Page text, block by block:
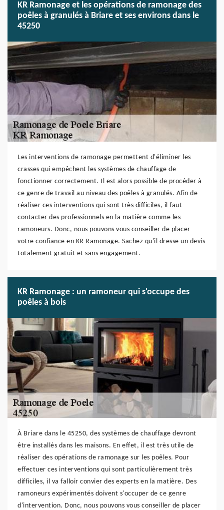
KR Ramonage et les opérations de ramonage des
poêles à granulés à Briare et ses environs dans le
45250
Les interventions de ramonage permettent d'éliminer les
crasses qui empêchent les systèmes de chauffage de
fonctionner correctement. Il est alors possible de procéder à
ce genre de travail au niveau des poêles à granulés. Afin de
réaliser ces interventions qui sont très difficiles, il faut
contacter des professionnels en la matière comme les
ramoneurs. Donc, nous pouvons vous conseiller de placer
votre confiance en KR Ramonage. Sachez qu'il dresse un devis
totalement gratuit et sans engagement.
KR Ramonage : un ramoneur qui s'occupe des
poêles à bois
À Briare dans le 45250, des systèmes de chauffage devront
être installés dans les maisons. En effet, il est très utile de
réaliser des opérations de ramonage sur les poêles. Pour
effectuer ces interventions qui sont particulièrement très
difficiles, il va falloir convier des experts en la matière. Des
ramoneurs expérimentés doivent s'occuper de ce genre
d'intervention. Donc, nous pouvons vous conseiller de placer